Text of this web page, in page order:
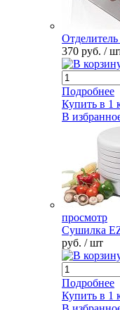
370 руб. /
Подробнее
Купить в 1
В
просмотр
Сушилка
руб. / шт
Подробнее
Купить в 1